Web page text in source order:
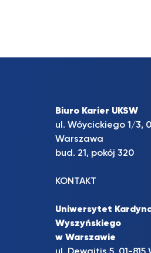
Biuro Karier UKSW
ul. Wóycickiego 1/3,
Warszawa
bud. 21, pokój 320
KONTAKT
Uniwersytet
Wyszyńskiego
w Warszawie